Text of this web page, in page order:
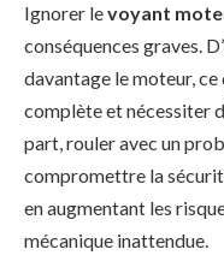
Ignorer levoyant
conséquences graves.
davantage le moteur,
complète et nécessiter
part, rouler avec un
compromettre la
en augmentant les
mécanique inattendue.